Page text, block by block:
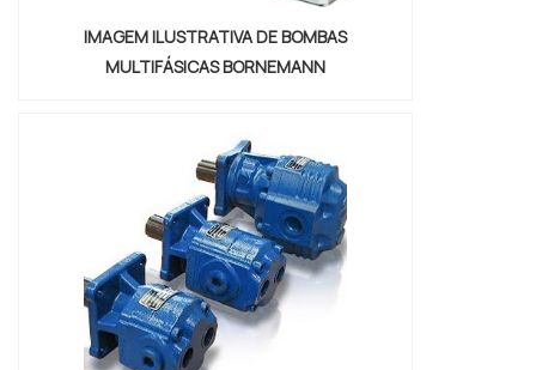
IMAGEM ILUSTRATIVA DE BOMBAS
MULTIFÁSICAS BORNEMANN